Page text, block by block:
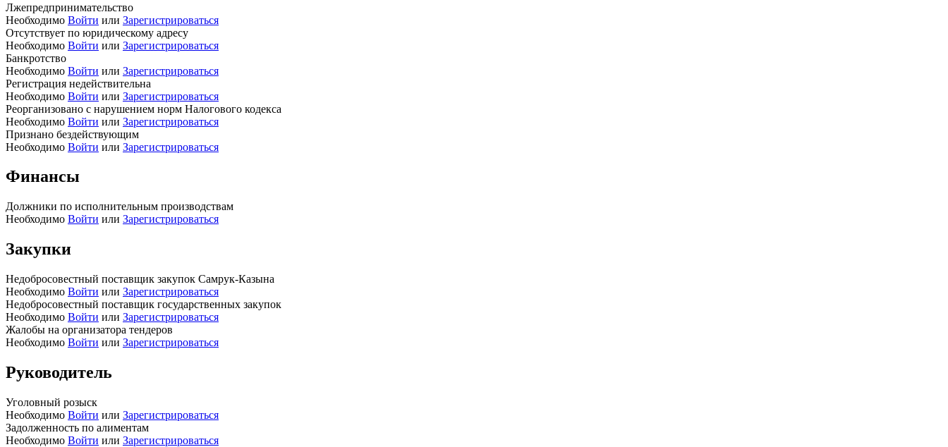
Лжепредпринимательство
Необходимо Войти или Зарегистрироваться
Отсутствует по юридическому адресу
Необходимо Войти или Зарегистрироваться
Банкротство
Необходимо Войти или Зарегистрироваться
Регистрация недействительна
Необходимо Войти или Зарегистрироваться
Реорганизовано с нарушением норм Налогового кодекса
Необходимо Войти или Зарегистрироваться
Признано бездействующим
Необходимо Войти или Зарегистрироваться
Финансы
Должники по исполнительным производствам
Необходимо Войти или Зарегистрироваться
Закупки
Недобросовестный поставщик закупок Самрук-Казына
Необходимо Войти или Зарегистрироваться
Недобросовестный поставщик государственных закупок
Необходимо Войти или Зарегистрироваться
Жалобы на организатора тендеров
Необходимо Войти или Зарегистрироваться
Руководитель
Уголовный розыск
Необходимо Войти или Зарегистрироваться
Задолженность по алиментам
Необходимо Войти или Зарегистрироваться